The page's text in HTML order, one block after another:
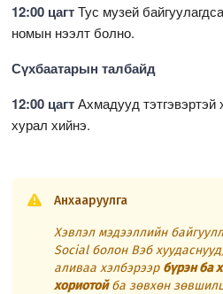
12:00 цагтТус музей
номын нээлт болно.
Сүхбаатарын талбайд
12:00 цагтАхмадууд
хурал хийнэ.
Анхааруулга
Хэвлэл мэдээллийн
Social болон Вэб
аливаа хэлбэрээр бүрэн ба
хориотойба зөвхөн